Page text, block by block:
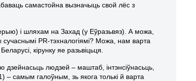
самастойна вызначыць свой лёс з
і шляхам на Захад (у Еўразьвяз). А можа,
сучаснымі PR-тэхналогіямі? Можа, нам варта
кірунку яе разьвіцьця.
людзей – маштаб, інтэнсіўнасьць,
1) – самым галоўным, зь якога толькі й варта